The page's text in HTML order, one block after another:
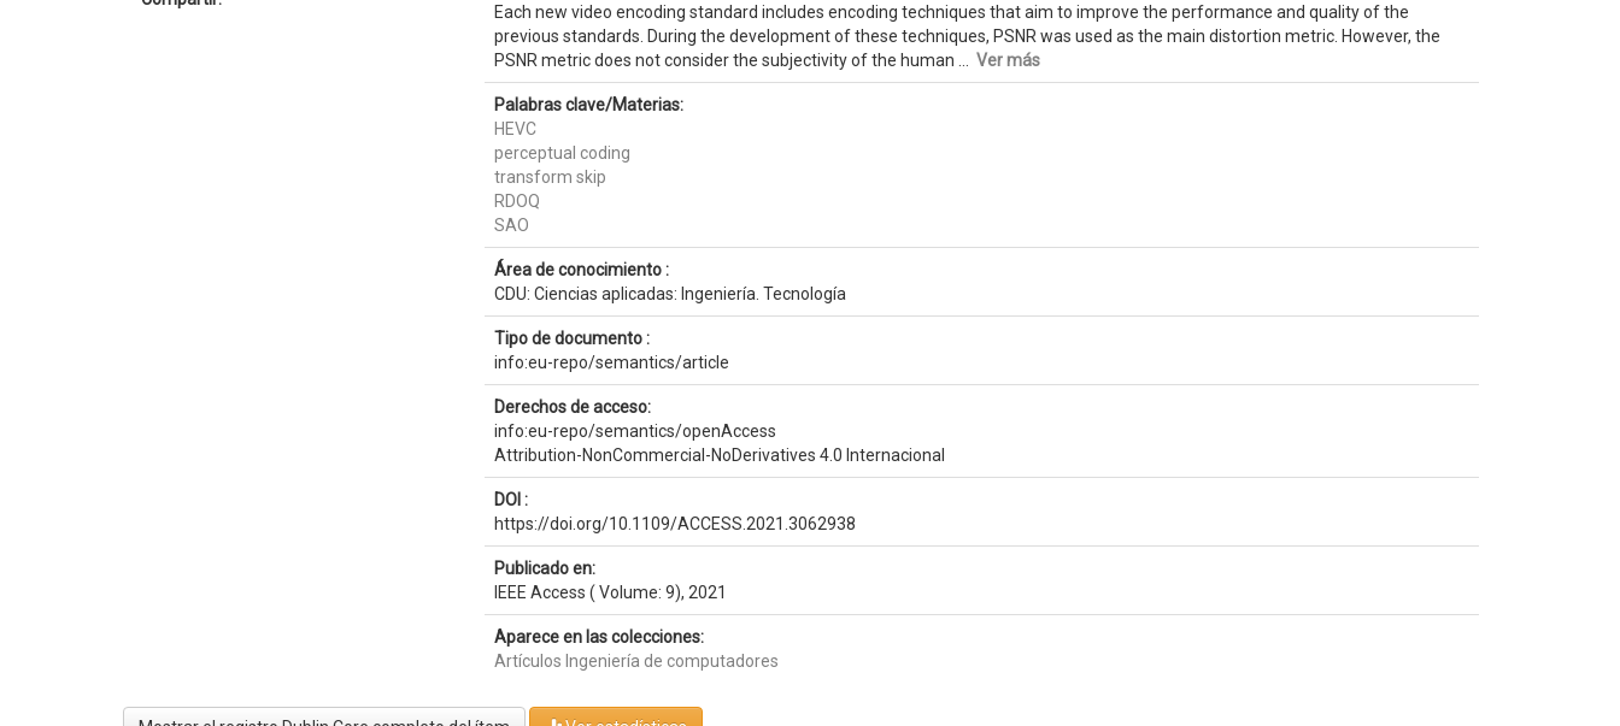
Each new video encoding standard includes encoding techniques that aim to improve the performance and quality of the
previous standards. During the development of these techniques, PSNR was used as the main distortion metric. However, the
PSNR metric does not consider the subjectivity of the human ... Ver más
Palabras clave/Materias:
HEVC
perceptual coding
transform skip
RDOQ
SAO
Área de conocimiento :
CDU: Ciencias aplicadas: Ingeniería. Tecnología
Tipo de documento :
info:eu-repo/semantics/article
Derechos de acceso:
info:eu-repo/semantics/openAccess
Attribution-NonCommercial-NoDerivatives 4.0 Internacional
DOI :
https://doi.org/10.1109/ACCESS.2021.3062938
Publicado en:
IEEE Access ( Volume: 9), 2021
Aparece en las colecciones:
Artículos Ingeniería de computadores